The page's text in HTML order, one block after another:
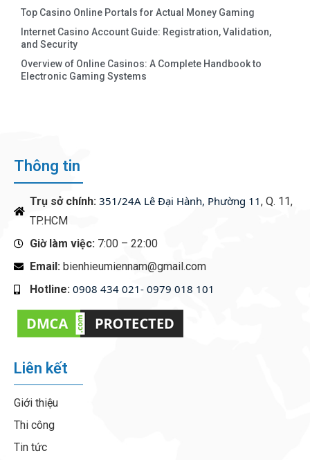
Top Casino Online Portals for Actual Money Gaming
Internet Casino Account Guide: Registration, Validation,
and Security
Overview of Online Casinos: A Complete Handbook to
Electronic Gaming Systems
Thông tin
Trụ sở chính: 351/24A Lê Đại Hành, Phường 11, Q. 11,
TP.HCM
Giờ làm việc: 7:00 – 22:00
Email: bienhieumiennam@gmail.com
Hotline: 0908 434 021- 0979 018 101
Liên kết
Giới thiệu
Thi công
Tin tức